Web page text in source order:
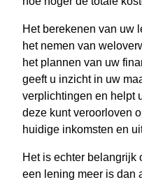
Het berekenen van uw
het nemen van
het plannen van uw
geeft u inzicht in uw
verplichtingen en helpt
deze kunt veroorloven
huidige inkomsten en
Het is echter belangrijk
een lening meer is dan